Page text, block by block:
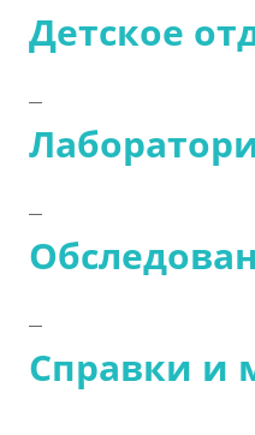
Детское
Справки и